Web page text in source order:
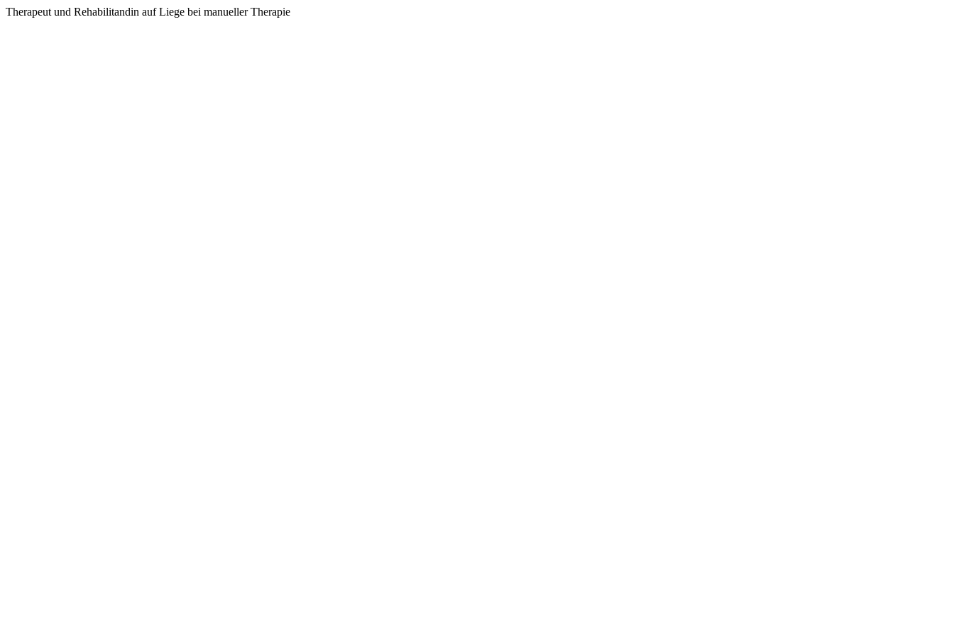
Therapeut und Rehabilitandin auf Liege bei manueller Therapie